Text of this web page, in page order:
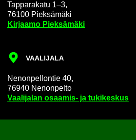
Tap­pa­ra­ka­tu 1–3,
76100 Piek­sä­mä­ki
Kir­jaa­mo Piek­sä­mä­ki
VAA­LI­JA­LA
Ne­non­pel­lon­tie 40,
76940 Ne­non­pel­to
Vaa­li­ja­lan osaamis-​ ja tu­ki­kes­kus